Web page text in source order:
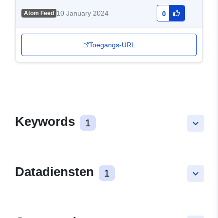
Atom Feed 10 January 2024 0
Toegangs-URL
keyboard_arrow_down
Keywords 1
keyboard_arrow_down
Datadiensten 1